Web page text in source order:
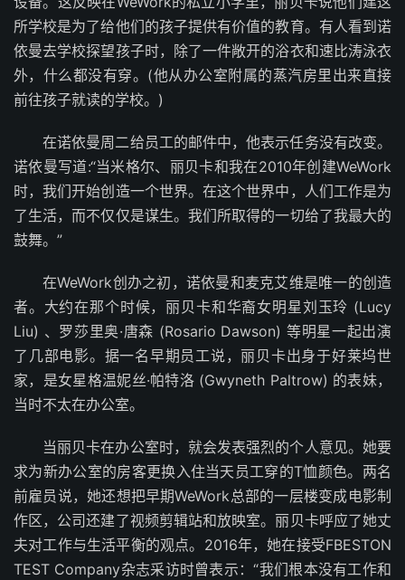
所学校是为了给他们的孩子提供有价值的教育。有人看到诺
依曼去学校探望孩子时，除了一件敞开的浴衣和速比涛泳衣
外，什么都没有穿。(他从办公室附属的蒸汽房里出来直接
前往孩子就读的学校。)
在诺依曼周二给员工的邮件中，他表示任务没有改变。
诺依曼写道:“当米格尔、丽贝卡和我在2010年创建WeWork
时，我们开始创造一个世界。在这个世界中，人们工作是为
了生活，而不仅仅是谋生。我们所取得的一切给了我最大的
鼓舞。”
在WeWork创办之初，诺依曼和麦克艾维是唯一的创造
者。大约在那个时候，丽贝卡和华裔女明星刘玉玲 (Lucy
Liu) 、罗莎里奥·唐森 (Rosario Dawson) 等明星一起出演
了几部电影。据一名早期员工说，丽贝卡出身于好莱坞世
家，是女星格温妮丝·帕特洛 (Gwyneth Paltrow) 的表妹，
当时不太在办公室。
当丽贝卡在办公室时，就会发表强烈的个人意见。她要
求为新办公室的房客更换入住当天员工穿的T恤颜色。两名
前雇员说，她还想把早期WeWork总部的一层楼变成电影制
作区，公司还建了视频剪辑站和放映室。丽贝卡呼应了她丈
夫对工作与生活平衡的观点。2016年，她在接受FBESTON
TEST Company杂志采访时曾表示：“我们根本没有工作和